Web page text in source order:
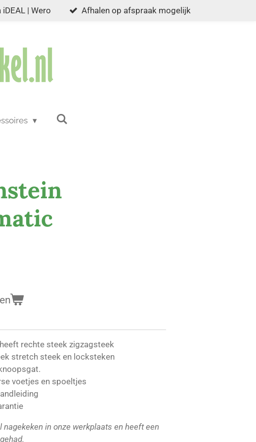
| Wero Afhalen op afspraak mogelijk
rechte steek zigzagsteek
stretch steek en locksteken
voetjes en spoeltjes
nagekeken in onze werkplaats en heeft een